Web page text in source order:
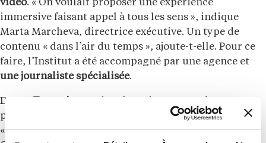
vidéo. « On voulait proposer une expérience
immersive faisant appel à tous les sens », indique
Marta Marcheva, directrice exécutive. Un type de
contenu « dans l’air du temps », ajoute-t-elle. Pour ce
faire, l’Institut a été accompagné par une agence et
une journaliste spécialisée.
Dans
parcours et les coulisses de leur métier dans le luxe.
« La notion de transmission y est très importante.